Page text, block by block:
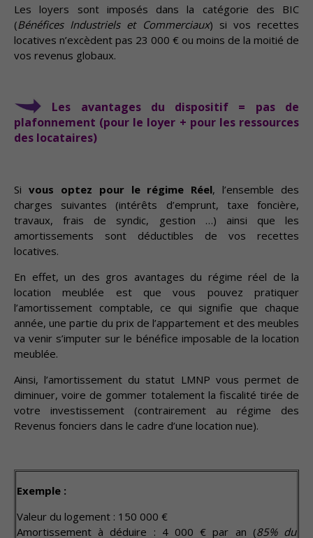
Les loyers sont imposés dans la catégorie des BIC
(Bénéfices Industriels et Commerciaux) si vos recettes
locatives n’excèdent pas 23 000 € ou moins de la moitié de
vos revenus globaux.
Les avantages du dispositif = pas de
plafonnement (pour le loyer + pour les ressources
des locataires)
Si vous optez pour le régime Réel, l’ensemble des
charges suivantes (intérêts d’emprunt, taxe foncière,
travaux, frais de syndic, gestion …) ainsi que les
amortissements sont déductibles de vos recettes
locatives.
En effet, un des gros avantages du régime réel de la
location meublée est que vous pouvez pratiquer
l’amortissement comptable, ce qui signifie que chaque
année, une partie du prix de l’appartement et des meubles
va venir s’imputer sur le bénéfice imposable de la location
meublée.
Ainsi, l’amortissement du statut LMNP vous permet de
diminuer, voire de gommer totalement la fiscalité tirée de
votre investissement (contrairement au régime des
Revenus fonciers dans le cadre d’une location nue).
Exemple :
Valeur du logement : 150 000 €
Amortissement à déduire : 4 000 € par an (85% du